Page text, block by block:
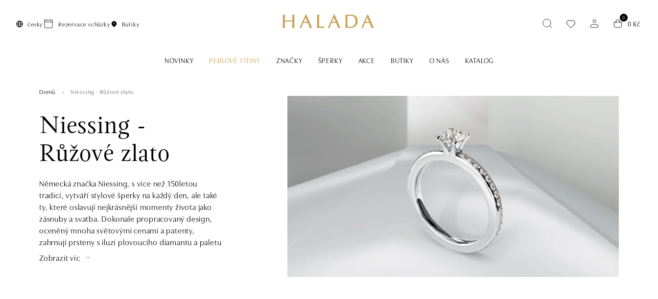
česky Rezervace schůzky Butiky
0
0 Kč
NOVINKY PERLOVÉ TÝDNY ZNAČKY ŠPERKY AKCE BUTIKY O NÁS KATALOG
Domů Niessing - Růžové zlato
Niessing -
Růžové zlato
Německá značka Niessing, s více než 150letou
tradicí, vytváří stylové šperky na každý den, ale také
ty, které oslavují nejkrásnější momenty života jako
zásnuby a svatba. Dokonale propracovaný design,
oceněný mnoha světovými cenami a patenty,
zahrnují prsteny s iluzí plovoucího diamantu a paletu
zlata v široké škále odstínů. Každý detail je esencí
Zobrazit víc